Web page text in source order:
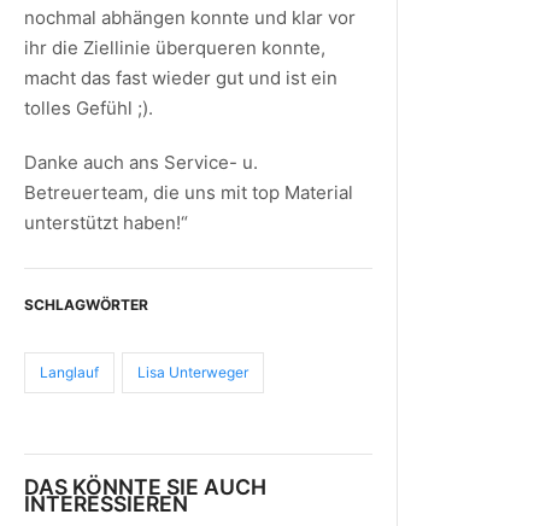
nochmal abhängen konnte und klar vor
ihr die Ziellinie überqueren konnte,
macht das fast wieder gut und ist ein
tolles Gefühl ;).
Danke auch ans Service- u.
Betreuerteam, die uns mit top Material
unterstützt haben!“
SCHLAGWÖRTER
Langlauf Lisa Unterweger
DAS KÖNNTE SIE AUCH
INTERESSIEREN